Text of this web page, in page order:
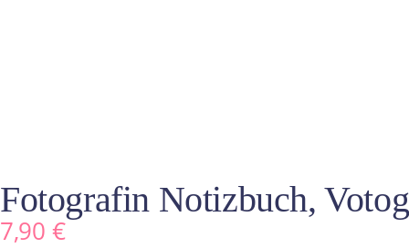
Fotografin Notizbuch,
7,90 €